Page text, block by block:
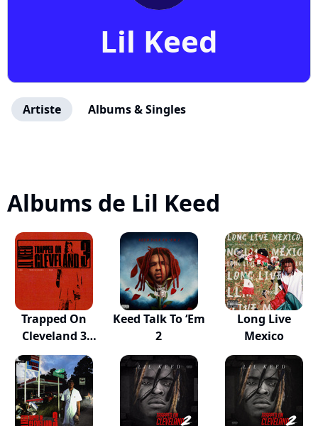
Lil Keed
Artiste Albums & Singles
Albums de Lil Keed
Trapped On
Cleveland 3
(Deluxe)
Keed Talk To ‘Em
2
Long Live
Mexico